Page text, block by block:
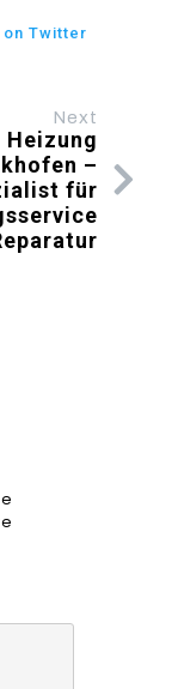
on Twitter
Next
Heizung
–
für